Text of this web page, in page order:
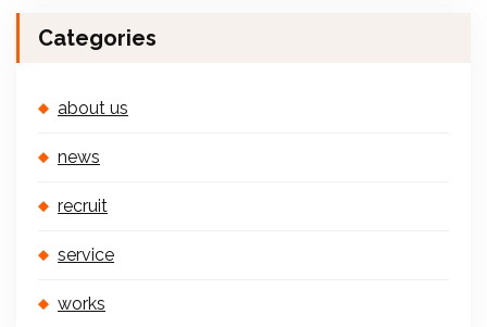
Categories
about us
news
recruit
service
works